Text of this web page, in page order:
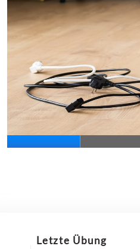
Letzte Übung